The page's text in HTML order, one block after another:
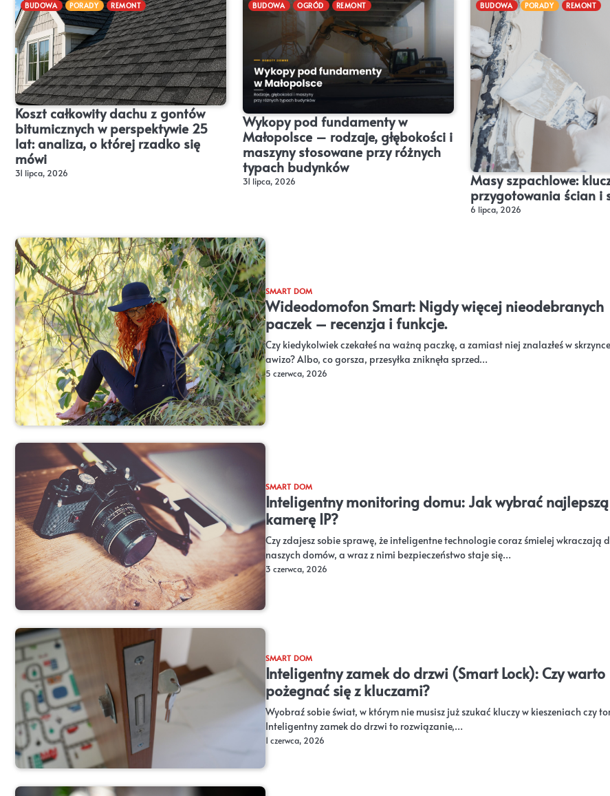
BUDOWA PORADY REMONT
Koszt całkowity dachu z gontów
bitumicznych w perspektywie 25
lat: analiza, o której rzadko się
mówi
31 lipca, 2026
BUDOWA OGRÓD REMONT
Wykopy pod fundamenty w
Małopolsce – rodzaje, głębokości i
maszyny stosowane przy różnych
typach budynków
31 lipca, 2026
BUDOWA PORADY REMONT
Masy szpachlowe:
przygotowania ścian i
6 lipca, 2026
SMART DOM
Wideodomofon Smart: Nigdy więcej nieodebranych
paczek – recenzja i funkcje.
Czy kiedykolwiek czekałeś na ważną paczkę, a zamiast niej znalazłeś w
awizo? Albo, co gorsza, przesyłka zniknęła sprzed…
5 czerwca, 2026
SMART DOM
Inteligentny monitoring domu: Jak wybrać najlepszą
kamerę IP?
Czy zdajesz sobie sprawę, że inteligentne technologie coraz śmielej wkraczają
naszych domów, a wraz z nimi bezpieczeństwo staje się…
3 czerwca, 2026
SMART DOM
Inteligentny zamek do drzwi (Smart Lock): Czy warto
pożegnać się z kluczami?
Wyobraź sobie świat, w którym nie musisz już szukać kluczy w kieszeniach czy
Inteligentny zamek do drzwi to rozwiązanie,…
1 czerwca, 2026